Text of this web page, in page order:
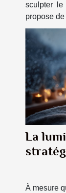
sculpter
propose
La
À mesure